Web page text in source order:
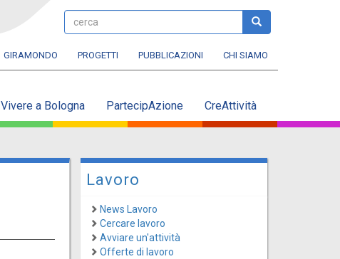
cerca cerca
GIRAMONDO PROGETTI PUBBLICAZIONI CHI SIAMO
Vivere a Bologna PartecipAzione CreAttività
Lavoro
News Lavoro
Cercare lavoro
Avviare un'attività
Offerte di lavoro